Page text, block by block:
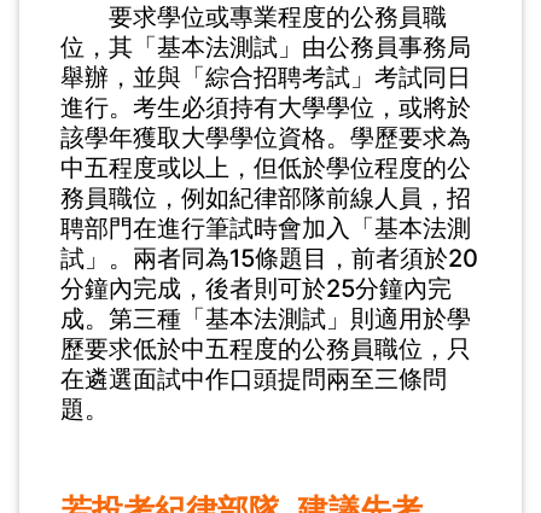
要求學位或專業程度的公務員職
位，其「基本法測試」由公務員事務局
舉辦，並與「綜合招聘考試」考試同日
進行。考生必須持有大學學位，或將於
該學年獲取大學學位資格。學歷要求為
中五程度或以上，但低於學位程度的公
務員職位，例如紀律部隊前線人員，招
聘部門在進行筆試時會加入「基本法測
試」。兩者同為15條題目，前者須於20
分鐘內完成，後者則可於25分鐘內完
成。第三種「基本法測試」則適用於學
歷要求低於中五程度的公務員職位，只
在遴選面試中作口頭提問兩至三條問
題。